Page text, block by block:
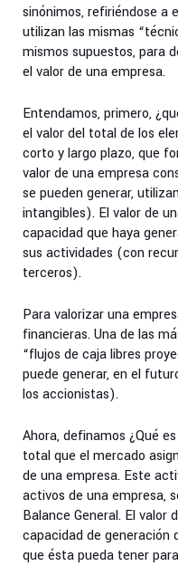
sinónimos, refiriéndose a
utilizan las mismas
mismos supuestos, para
el valor de una empresa.
Entendamos, primero,
el valor del total de los
corto y largo plazo, que
valor de una empresa
se pueden generar,
intangibles). El valor de
capacidad que haya
sus actividades (con
terceros).
Para valorizar una
financieras. Una de las
“flujos de caja libres
puede generar, en el
los accionistas).
Ahora, definamos ¿Qué
total que el mercado
de una empresa. Este
activos de una empresa,
Balance General. El
capacidad de generación
que ésta pueda tener